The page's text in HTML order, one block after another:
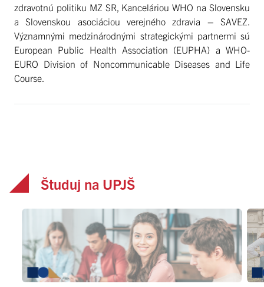
zdravotnú politiku MZ SR, Kanceláriou WHO na Slovensku
a Slovenskou asociáciou verejného zdravia – SAVEZ.
Významnými medzinárodnými strategickými partnermi sú
European Public Health Association (EUPHA) a WHO-
EURO Division of Noncommunicable Diseases and Life
Course.
Študuj na UPJŠ